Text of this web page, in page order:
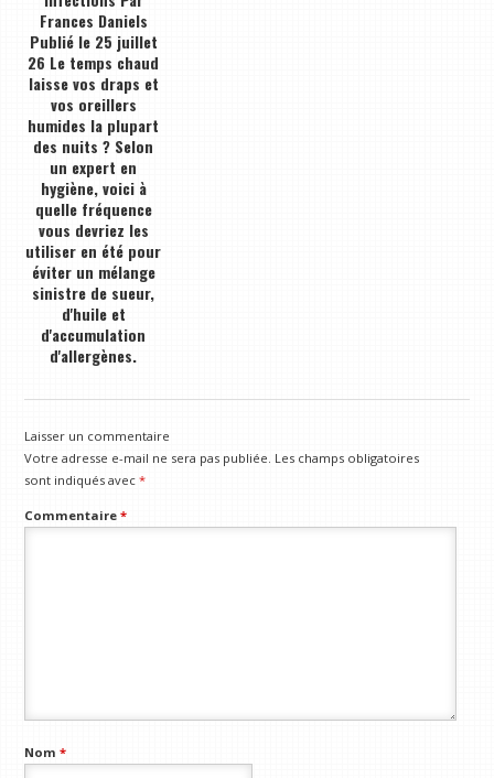
Frances Daniels
Publié le 25 juillet
26 Le temps chaud
laisse vos draps et
vos oreillers
humides la plupart
des nuits ? Selon
un expert en
hygiène, voici à
quelle fréquence
vous devriez les
utiliser en été pour
éviter un mélange
sinistre de sueur,
d'huile et
d'accumulation
d'allergènes.
Laisser un commentaire
Votre adresse e-mail ne sera pas publiée. Les champs obligatoires
sont indiqués avec*
Commentaire*
Nom*